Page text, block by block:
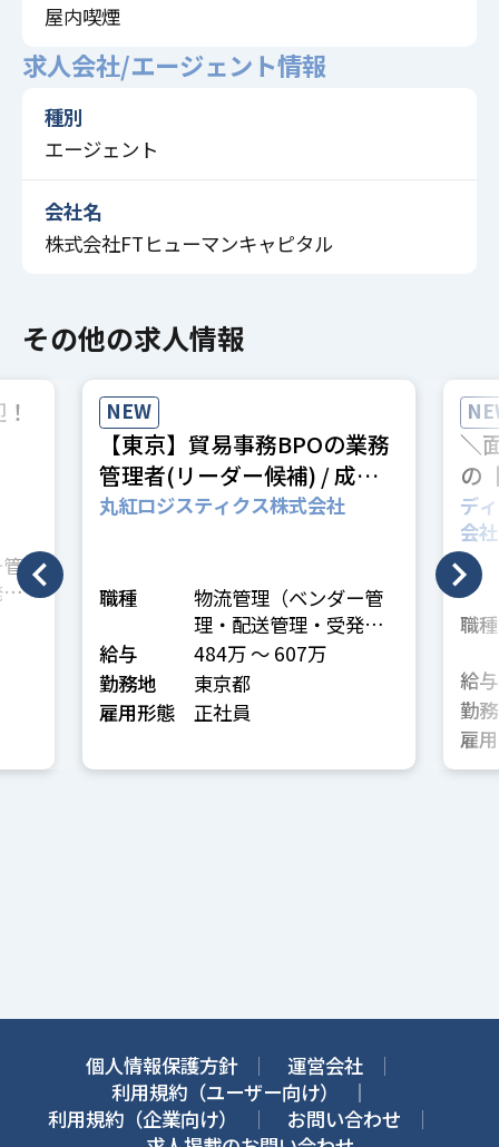
屋内喫煙
求人会社/エージェント情報
種別
エージェント
会社名
株式会社FTヒューマンキャピタル
その他の求人情報
NEW
【東京】貿易事務BPOの業務
管理者(リーダー候補) / 成長
領域 / 丸紅グループで安定！
丸紅ロジスティクス株式会社
職種
物流管理（ベンダー管
理・配送管理・受発注
管理など）
給与
484万 〜 607万
勤務地
東京都
雇用形態
正社員
＼
の
休
経
デ
会社
職種
給与
勤
雇
個人情報保護方針
運営会社
利用規約（ユーザー向け）
利用規約（企業向け）
お問い合わせ